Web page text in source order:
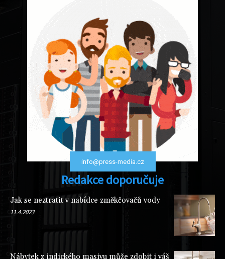
info@press-media.cz
Redakce doporučuje
Jak se neztratit v nabídce změkčovačů vody
11.4.2023
Nábytek z indického masivu může zdobit i váš